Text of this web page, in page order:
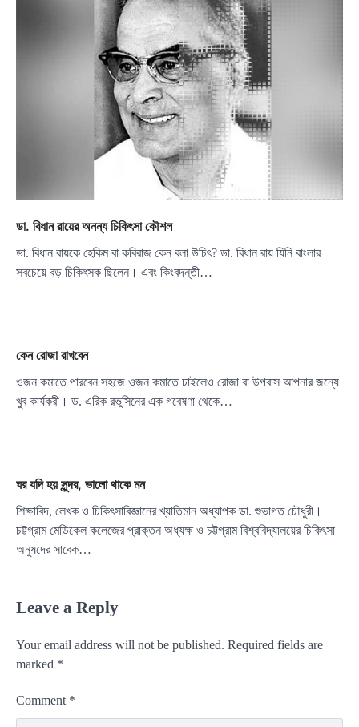
ডা. বিধান রায়ের অনন্য চিকিৎসা কৌশল
ডা. বিধান রায়কে হেকিম বা কবিরাজ কেন বলা উচিৎ? ডা. বিধান রায় যিনি বাংলার
সবচেয়ে বড় চিকিৎসক ছিলেন। এবং কিংবদন্তী…
কেন রোজা রাখবেন
ওজন কমাতে পারবেন সহজে ওজন কমাতে চাইলেও রোজা বা উপবাস আপনার জন্যে
খুব কার্যকরী। ড. এরিক রভুসিনের এক গবেষণা থেকে…
ঘর যদি হয় সুন্দর, ভালো থাকে মন
শিক্ষাবিদ, লেখক ও চিকিৎসাবিজ্ঞানের খ্যাতিমান অধ্যাপক ডা. শুভাগত চৌধুরী।
চট্টগ্রাম মেডিকেল কলেজের প্রাক্তন অধ্যক্ষ ও চট্টগ্রাম বিশ্ববিদ্যালয়ের চিকিৎসা
অনুষদের সাবেক…
Leave a Reply
Your email address will not be published. Required fields are
marked *
Comment *